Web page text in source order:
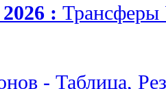
:
- Таблица,